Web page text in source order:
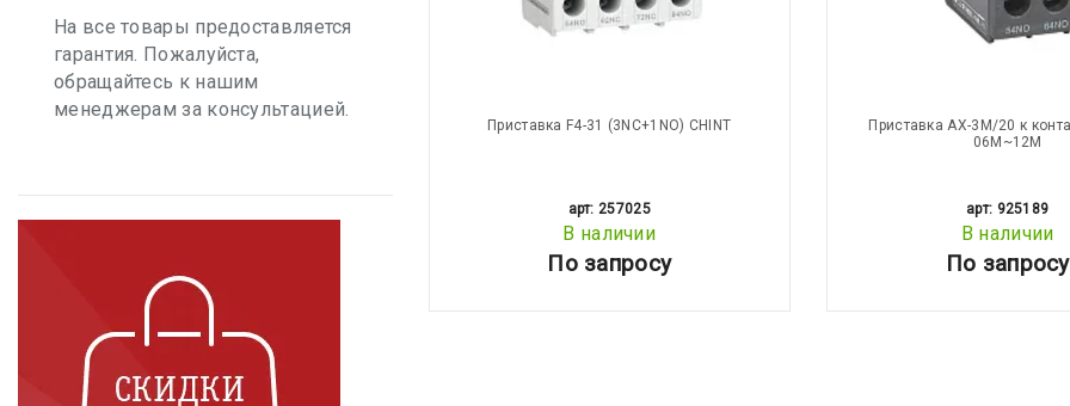
Приставка F4-31 (3NC+1NO) CHINT
арт: 257025
В наличии
По запросу
Приставка AX-3M/20 к
06M~12M
арт: 925189
В наличии
По запросу
На все товары предоставляется
гарантия. Пожалуйста,
обращайтесь к нашим
менеджерам за консультацией.